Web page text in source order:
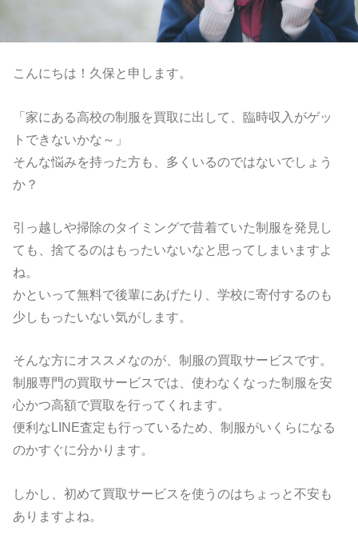
こんにちは！久保と申します。
「家にある高校の制服を買取に出して、臨時収入がゲッ
トできないかな～」
そんな悩みを持った方も、多くいるのではないでしょう
か？
引っ越しや掃除のタイミングで昔着ていた制服を発見し
ても、捨てるのはもったいないなと思ってしまいますよ
ね。
かといって無料で後輩にあげたり、学校に寄付するのも
少しもったいない気がします。
そんな方にオススメなのが、制服の買取サービスです。
制服専門の買取サービスでは、使わなくなった制服を安
心かつ高額で買取を行ってくれます。
便利なLINE査定も行っているため、制服がいくらになる
のかすぐに分かります。
しかし、初めて買取サービスを使うのはちょっと不安も
ありますよね。